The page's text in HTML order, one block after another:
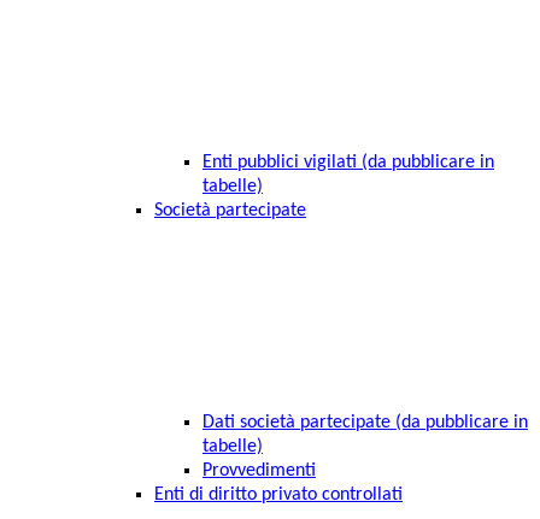
Enti pubblici vigilati (da pubblicare in
tabelle)
Società partecipate
Dati società partecipate (da pubblicare in
tabelle)
Provvedimenti
Enti di diritto privato controllati